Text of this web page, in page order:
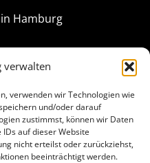
verwalten
verwenden wir Technologien wie
und/oder darauf
zustimmst, können wir Daten
auf dieser Website
nicht erteilst oder zurückziehst,
beeinträchtigt werden.
in Hamburg